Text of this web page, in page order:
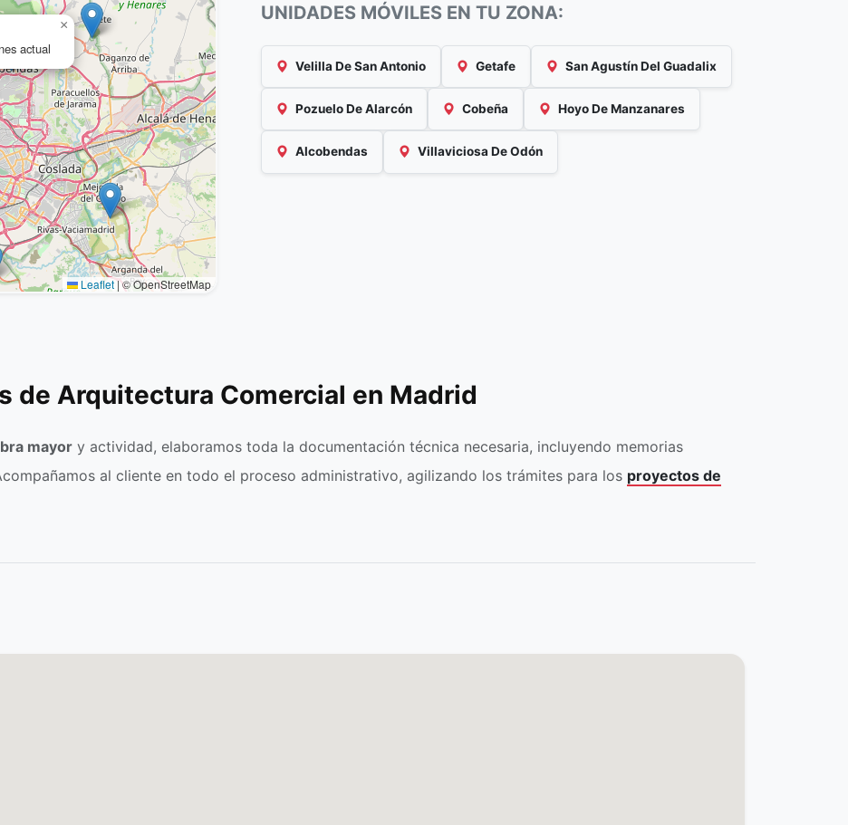
actual
×
Leaflet|© OpenStreetMap
UNIDADES MÓVILES EN TU ZONA:
Velilla De San Antonio Getafe San Agustín Del Guadalix
Pozuelo De Alarcón Cobeña Hoyo De Manzanares
Alcobendas Villaviciosa De Odón
de Arquitectura Comercial en Madrid
mayor y actividad, elaboramos toda la documentación técnica necesaria, incluyendo memorias
al cliente en todo el proceso administrativo, agilizando los trámites para los proyectos de